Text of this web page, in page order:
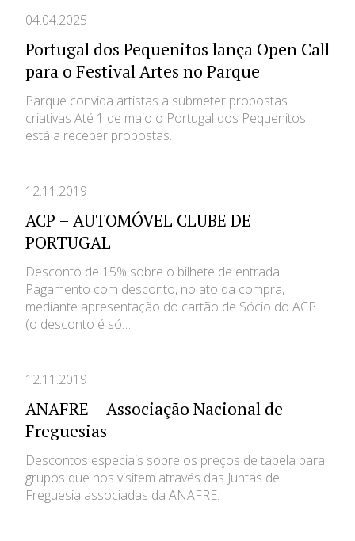
04.04.2025
Portugal dos Pequenitos lança Open Call
para o Festival Artes no Parque
Parque convida artistas a submeter propostas
criativas Até 1 de maio o Portugal dos Pequenitos
está a receber propostas…
12.11.2019
ACP – AUTOMÓVEL CLUBE DE
PORTUGAL
Desconto de 15% sobre o bilhete de entrada.
Pagamento com desconto, no ato da compra,
mediante apresentação do cartão de Sócio do ACP
(o desconto é só…
12.11.2019
ANAFRE – Associação Nacional de
Freguesias
Descontos especiais sobre os preços de tabela para
grupos que nos visitem através das Juntas de
Freguesia associadas da ANAFRE.